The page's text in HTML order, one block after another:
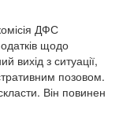
ДФС
щодо
вихід з ситуації,
позовом.
Він повинен